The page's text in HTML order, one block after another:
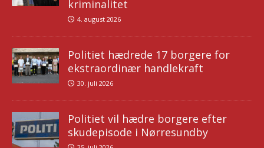
kriminalitet
4. august 2026
Politiet hædrede 17 borgere for
ekstraordinær handlekraft
30. juli 2026
Politiet vil hædre borgere efter
skudepisode i Nørresundby